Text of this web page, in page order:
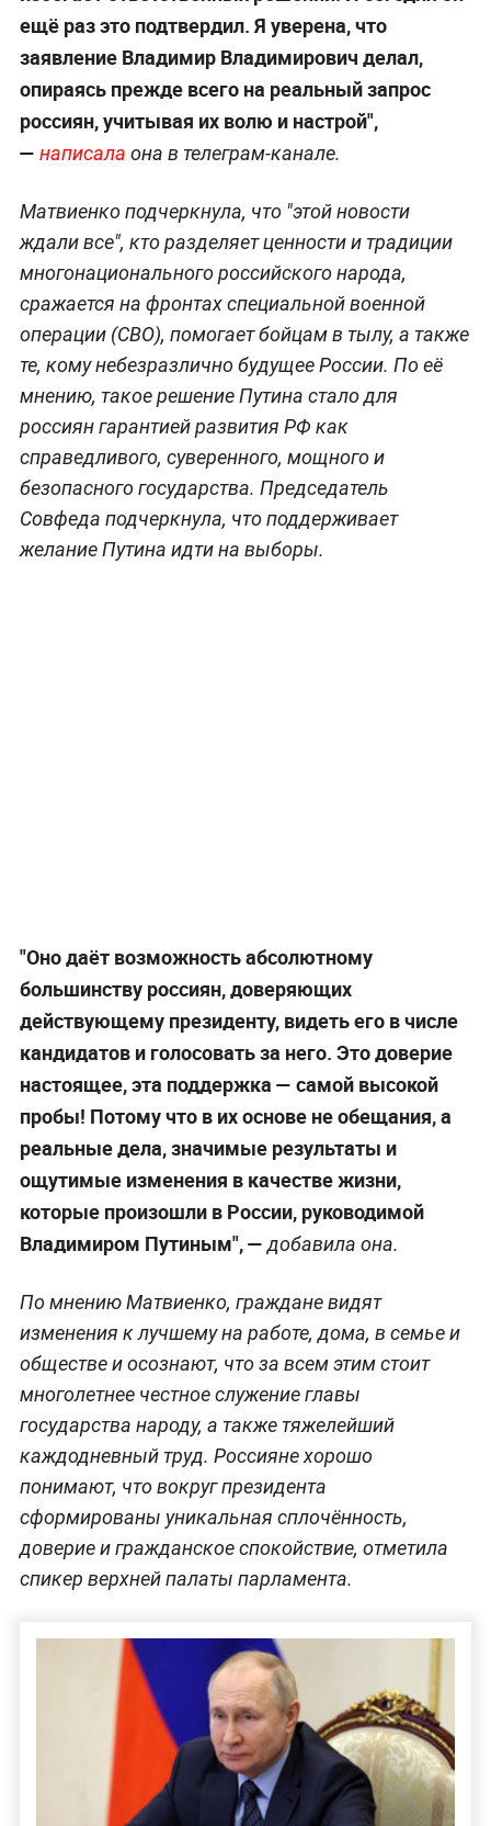
ещё раз это подтвердил. Я уверена, что
заявление Владимир Владимирович делал,
опираясь прежде всего на реальный запрос
россиян, учитывая их волю и настрой",
— написала она в телеграм-канале.
Матвиенко подчеркнула, что "этой новости
ждали все", кто разделяет ценности и традиции
многонационального российского народа,
сражается на фронтах специальной военной
операции (СВО), помогает бойцам в тылу, а также
те, кому небезразлично будущее России. По её
мнению, такое решение Путина стало для
россиян гарантией развития РФ как
справедливого, суверенного, мощного и
безопасного государства. Председатель
Совфеда подчеркнула, что поддерживает
желание Путина идти на выборы.
"Оно даёт возможность абсолютному
большинству россиян, доверяющих
действующему президенту, видеть его в числе
кандидатов и голосовать за него. Это доверие
настоящее, эта поддержка — самой высокой
пробы! Потому что в их основе не обещания, а
реальные дела, значимые результаты и
ощутимые изменения в качестве жизни,
которые произошли в России, руководимой
Владимиром Путиным", — добавила она.
По мнению Матвиенко, граждане видят
изменения к лучшему на работе, дома, в семье и
обществе и осознают, что за всем этим стоит
многолетнее честное служение главы
государства народу, а также тяжелейший
каждодневный труд. Россияне хорошо
понимают, что вокруг президента
сформированы уникальная сплочённость,
доверие и гражданское спокойствие, отметила
спикер верхней палаты парламента.